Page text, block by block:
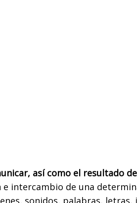
así como el resultado
intercambio de una
sonidos, palabras, letras,